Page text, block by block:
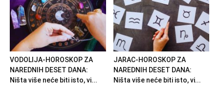
VODOLIJA-HOROSKOP ZA
NAREDNIH DESET DANA:
Ništa više neće biti isto, vi...
JARAC-HOROSKOP ZA
NAREDNIH DESET DANA:
Ništa više neće biti isto, vi...